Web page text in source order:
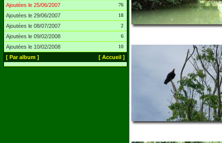
Ajoutées le 25/06/2007 76
Ajoutées le 29/06/2007 18
Ajoutées le 08/07/2007 2
Ajoutées le 09/02/2008 6
Ajoutées le 10/02/2008 10
[ Par album ] [ Accueil ]